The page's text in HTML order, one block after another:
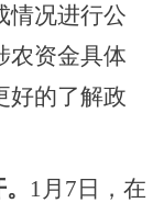
情况进行公
农资金具体
好的了解政
1 月 7 日， 在